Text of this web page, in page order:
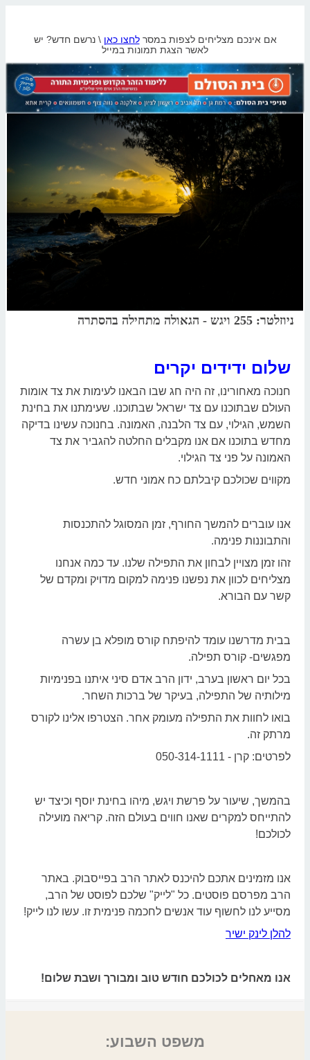
אם אינכם מצליחים לצפות במסרלחצו כאן \ נרשם חדש? יש
לאשר הצגת תמונות במייל
ניוזלטר: 255 ויגש - הגאולה מתחילה בהסתרה
שלום ידידים יקרים
חנוכה מאחורינו, זה היה חג שבו הבאנו לעימות את צד אומות
העולם שבתוכנו עם צד ישראל שבתוכנו. שעימתנו את בחינת
השמש, הגילוי, עם צד הלבנה, האמונה. בחנוכה עשינו בדיקה
מחדש בתוכנו אם אנו מקבלים החלטה להגביר את צד
האמונה על פני צד הגילוי.
מקווים שכולכם קיבלתם כח אמוני חדש.
אנו עוברים להמשך החורף, זמן המסוגל להתכנסות
והתבוננות פנימה.
זהו זמן מצויין לבחון את התפילה שלנו. עד כמה אנחנו
מצליחים לכוון את נפשנו פנימה למקום מדויק ומקדם של
קשר עם הבורא.
בבית מדרשנו עומד להיפתח קורס מופלא בן עשרה
מפגשים- קורס תפילה.
בכל יום ראשון בערב, ידון הרב אדם סיני איתנו בפנימיות
מילותיה של התפילה, בעיקר של ברכות השחר.
בואו לחוות את התפילה מעומק אחר. הצטרפו אלינו לקורס
מרתק זה.
לפרטים: קרן - 050-314-1111
בהמשך, שיעור על פרשת ויגש, מיהו בחינת יוסף וכיצד יש
להתייחס למקרים שאנו חווים בעולם הזה. קריאה מועילה
לכולכם!
אנו מזמינים אתכם להיכנס לאתר הרב בפייסבוק. באתר
הרב מפרסם פוסטים. כל "לייק" שלכם לפוסט של הרב,
מסייע לנו לחשוף עוד אנשים לחכמה פנימית זו. עשו לנו לייק!
להלן לינק ישיר
אנו מאחלים לכולכם חודש טוב ומבורך ושבת שלום!
משפט השבוע: